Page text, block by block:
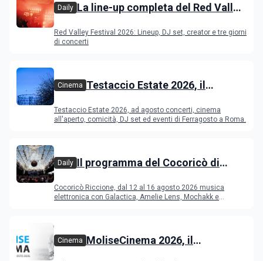
Daily La line-up completa del Red Valley
Red Valley Festival 2026: Lineup, DJ set, creator e tre giorni
di concerti
Cinema Testaccio Estate 2026, il
Ferragosto
Testaccio Estate 2026, ad agosto concerti, cinema
all'aperto, comicità, DJ set ed eventi di Ferragosto a Roma.
Daily Il programma del Cocoricò di
Cocoricò Riccione, dal 12 al 16 agosto 2026 musica
elettronica con Galactica, Amelie Lens, Mochakk e
Cinema MoliseCinema 2026, il